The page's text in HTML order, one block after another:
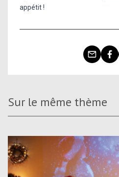
appétit !
Sur le même thème